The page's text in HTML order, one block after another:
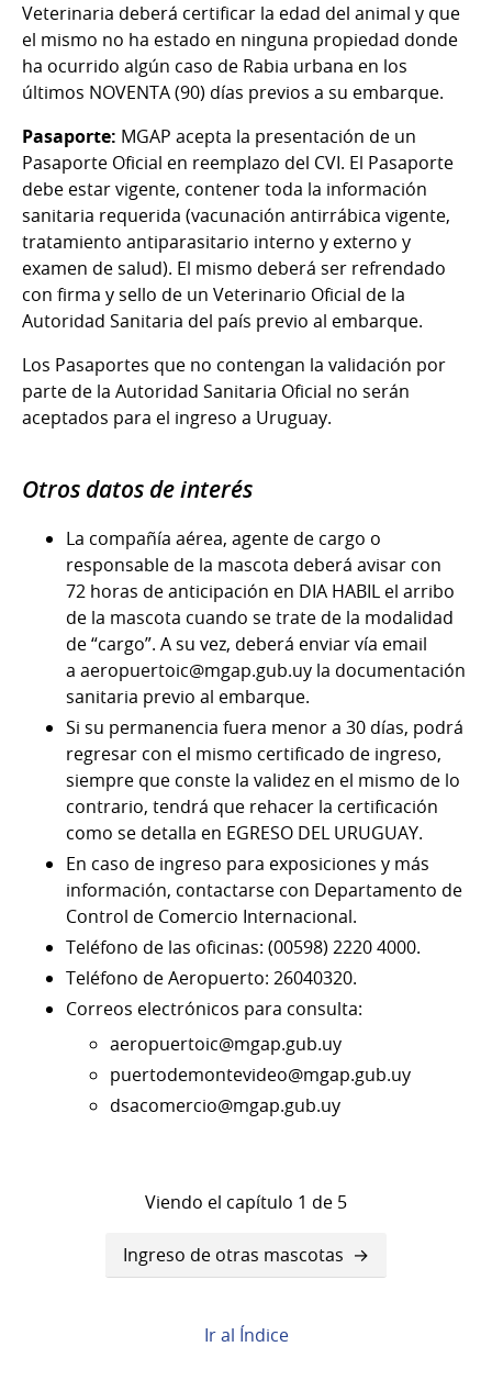
Veterinaria deberá certificar la edad del animal y que
el mismo no ha estado en ninguna propiedad donde
ha ocurrido algún caso de Rabia urbana en los
últimos NOVENTA (90) días previos a su embarque.
Pasaporte: MGAP acepta la presentación de un
Pasaporte Oficial en reemplazo del CVI. El Pasaporte
debe estar vigente, contener toda la información
sanitaria requerida (vacunación antirrábica vigente,
tratamiento antiparasitario interno y externo y
examen de salud). El mismo deberá ser refrendado
con firma y sello de un Veterinario Oficial de la
Autoridad Sanitaria del país previo al embarque.
Los Pasaportes que no contengan la validación por
parte de la Autoridad Sanitaria Oficial no serán
aceptados para el ingreso a Uruguay.
Otros datos de interés
La compañía aérea, agente de cargo o
responsable de la mascota deberá avisar con
72 horas de anticipación en DIA HABIL el arribo
de la mascota cuando se trate de la modalidad
de “cargo”. A su vez, deberá enviar vía email
a aeropuertoic@mgap.gub.uy la documentación
sanitaria previo al embarque.
Si su permanencia fuera menor a 30 días, podrá
regresar con el mismo certificado de ingreso,
siempre que conste la validez en el mismo de lo
contrario, tendrá que rehacer la certificación
como se detalla en EGRESO DEL URUGUAY.
En caso de ingreso para exposiciones y más
información, contactarse con Departamento de
Control de Comercio Internacional.
Teléfono de las oficinas: (00598) 2220 4000.
Teléfono de Aeropuerto: 26040320.
Correos electrónicos para consulta:
aeropuertoic@mgap.gub.uy
puertodemontevideo@mgap.gub.uy
dsacomercio@mgap.gub.uy
Viendo el capítulo 1 de 5
Enlaces
transversales
Ingreso de otras mascotas
Ir al Índice